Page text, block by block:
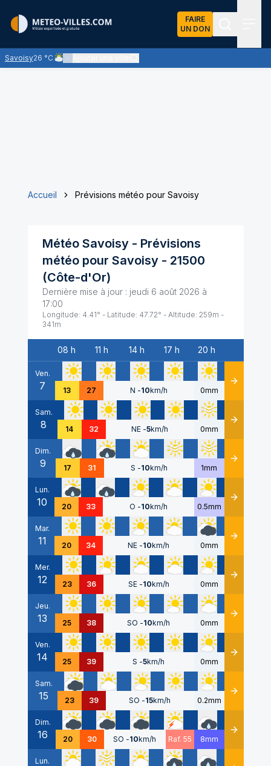
FAIRE
UN DON
Savoisy26 °C
Ciel nuageux - les éclaircies et les nuages se partagent le
Accueil Prévisions météo pour Savoisy
Météo Savoisy- Prévisions
météo pour Savoisy- 21500
(Côte-d'Or)
Dernière mise à jour : jeudi 6 août 2026 à
17:00
Longitude: 4.41° - Latitude: 47.72° - Altitude: 259m -
341m
Date
08 h 11 h 14 h 17 h 20 h
Ven.
7 13 27 N -10km/h 0mm Détails
Sam.
8 14 32 NE -5km/h 0mm Détails
Dim.
9 17 31 S -10km/h 1mm Détails
Lun.
10 20 33 O -10km/h 0.5mm Détails
Mar.
11 20 34 NE -10km/h 0mm Détails
Mer.
12 23 36 SE -10km/h 0mm Détails
Jeu.
13 25 38 SO -10km/h 0mm Détails
Ven.
14 25 39 S -5km/h 0mm Détails
Sam.
15 23 39 SO -15km/h 0.2mm Détails
Dim.
16 20 30 SO -10km/h Raf. 55 8mm Détails
Lun.